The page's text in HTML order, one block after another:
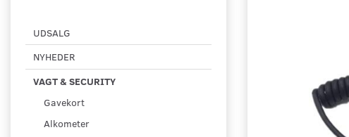
UDSALG
NYHEDER
VAGT & SECURITY
Gavekort
Alkometer